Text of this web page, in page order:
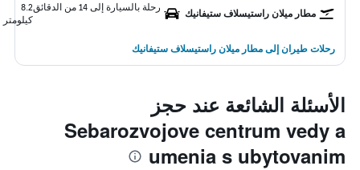
مطار ميلان راستيسلاف ستيفانيك
رحلة بالسيارة إلى 14 من الدقائق
8.2
كيلومتر
رحلات طيران إلى مطار ميلان راستيسلاف ستيفانيك
الأسئلة الشائعة عند حجز
Sebarozvojove centrum vedy a
umenia s ubytovanim